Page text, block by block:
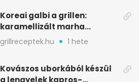
Koreai galbi a grillen:
karamellizált marha
rövidborda gyorsan
grillreceptek.hu 1 hete
Kovászos uborkából készül
a lengyelek kapros-